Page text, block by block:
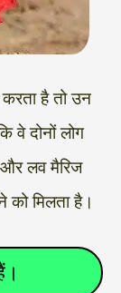
करता है तो उन
वे दोनों लोग
लव मैरिज
को मिलता है।